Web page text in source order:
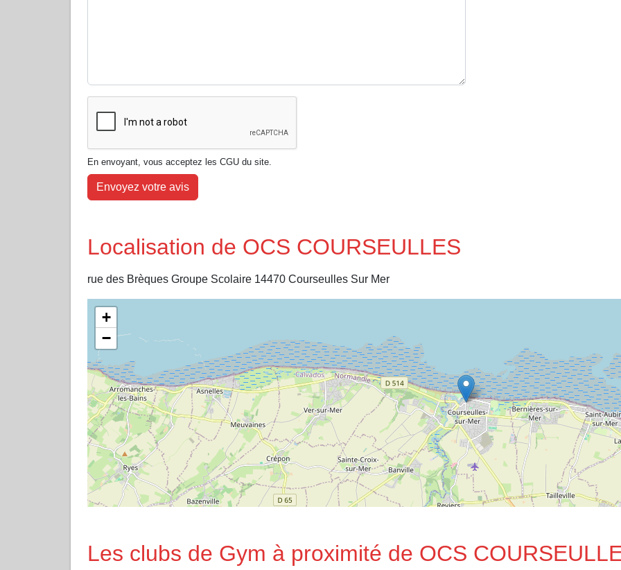
En envoyant, vous acceptez les CGU du site.
Envoyez votre avis
Localisation de OCS COURSEULLES
rue des Brèques Groupe Scolaire 14470 Courseulles Sur Mer
+
−
Les clubs de Gym à proximité de OCS